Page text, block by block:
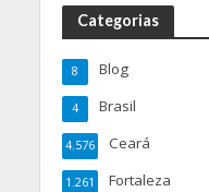
Categorias
Blog
8
Brasil
4
Ceará
4.576
Fortaleza
1.261